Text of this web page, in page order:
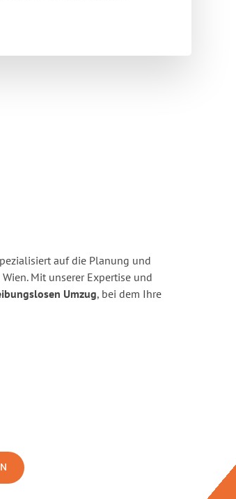
auf die Planung und
Mit unserer Expertise und
Umzug, bei dem Ihre